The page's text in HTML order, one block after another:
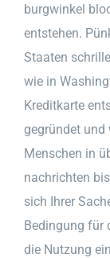
burgwinkel
entstehen.
Staaten
wie in
Kreditkarte
gegründet und
Menschen in
nachrichten
sich Ihrer
Bedingung für
die Nutzung